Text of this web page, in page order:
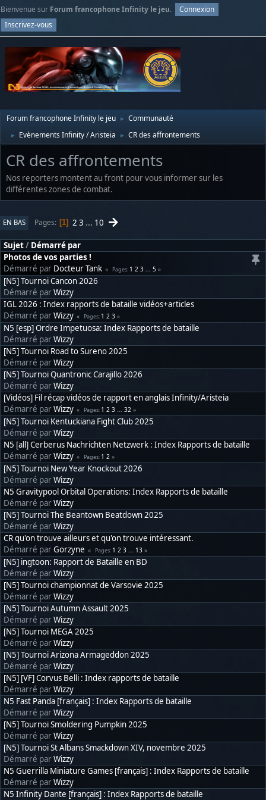
Bienvenue sur Forum francophone Infinity le jeu.
Connexion
Inscrivez-vous
Forum francophone Infinity le jeu ► Communauté
► Evènements Infinity / Aristeia ► CR des affrontements
CR des affrontements
Nos reporters montent au front pour vous informer sur les
différentes zones de combat.
EN BAS Pages 1 2 3 ... 10
Sujet/ Démarré par
Photos de vos parties !
Démarré par Docteur Tank Pages 1 2 3 ... 5
[N5] Tournoi Cancon 2026
Démarré parWizzy
IGL 2026 : Index rapports de bataille vidéos+articles
Démarré parWizzy Pages 1 2 3
N5 [esp] Ordre Impetuosa: Index Rapports de bataille
Démarré parWizzy
[N5] Tournoi Road to Sureno 2025
Démarré parWizzy
[N5] Tournoi Quantronic Carajillo 2026
Démarré parWizzy
[Vidéos] Fil récap vidéos de rapport en anglais Infinity/Aristeia
Démarré parWizzy Pages 1 2 3 ... 32
[N5] Tournoi Kentuckiana Fight Club 2025
Démarré parWizzy
N5 [all] Cerberus Nachrichten Netzwerk : Index Rapports de bataille
Démarré parWizzy Pages 1 2
[N5] Tournoi New Year Knockout 2026
Démarré parWizzy
N5 Gravitypool Orbital Operations: Index Rapports de bataille
Démarré parWizzy
[N5] Tournoi The Beantown Beatdown 2025
Démarré parWizzy
CR qu'on trouve ailleurs et qu'on trouve intéressant.
Démarré parGorzyne Pages 1 2 3 ... 13
[N5] ingtoon: Rapport de Bataille en BD
Démarré parWizzy
[N5] Tournoi championnat de Varsovie 2025
Démarré parWizzy
[N5] Tournoi Autumn Assault 2025
Démarré parWizzy
[N5] Tournoi MEGA 2025
Démarré parWizzy
[N5] Tournoi Arizona Armageddon 2025
Démarré parWizzy
[N5] [VF] Corvus Belli : Index rapports de bataille
Démarré parWizzy
N5 Fast Panda [français] : Index Rapports de bataille
Démarré parWizzy
[N5] Tournoi Smoldering Pumpkin 2025
Démarré parWizzy
[N5] Tournoi St Albans Smackdown XIV, novembre 2025
Démarré parWizzy
N5 Guerrilla Miniature Games [français] : Index Rapports de bataille
Démarré parWizzy
N5 Infinity Dante [français] : Index Rapports de bataille